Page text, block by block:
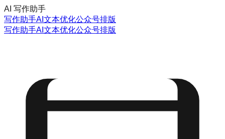
AI 写作助手
写作助手AI文本优化公众号排版
写作助手AI文本优化公众号排版